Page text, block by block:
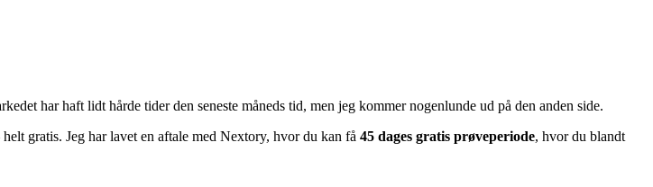
har haft lidt hårde tider den seneste måneds tid, men jeg kommer nogenlunde ud på den anden side.
gratis. Jeg har lavet en aftale med Nextory, hvor du kan få 45 dages gratis prøveperiode, hvor du blandt